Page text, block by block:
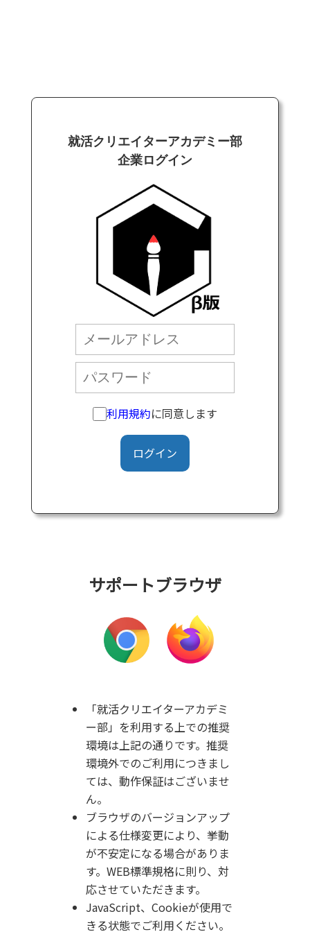
就活クリエイターアカデミー部
企業ログイン
利用規約に同意します
ログイン
サポートブラウザ
「就活クリエイターアカデミ
ー部」を利用する上での推奨
環境は上記の通りです。 推奨
環境外でのご利用につきまし
ては、動作保証はございませ
ん。
ブラウザのバージョンアップ
による仕様変更により、挙動
が不安定になる場合がありま
す。WEB標準規格に則り、対
応させていただきます。
JavaScript、Cookieが使用で
きる状態でご利用ください。